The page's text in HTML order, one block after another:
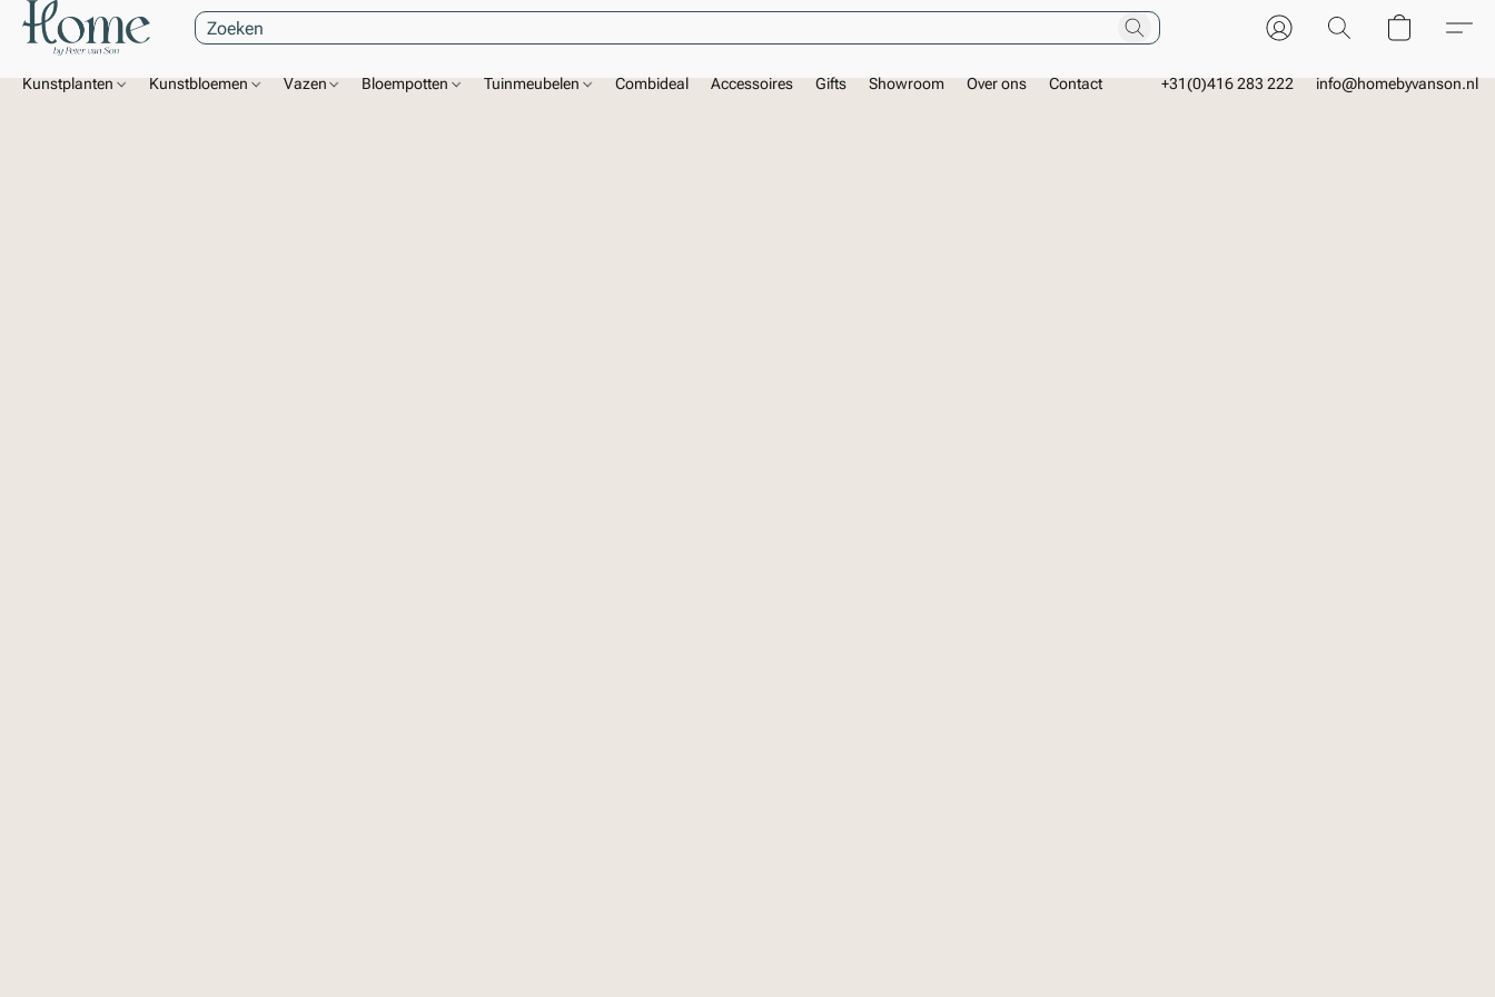
Kunstplanten Kunstbloemen Vazen Bloempotten Tuinmeubelen Combideal Accessoires Gifts Showroom Over ons Contact +31(0)416 283 222 info@homebyvanson.nl